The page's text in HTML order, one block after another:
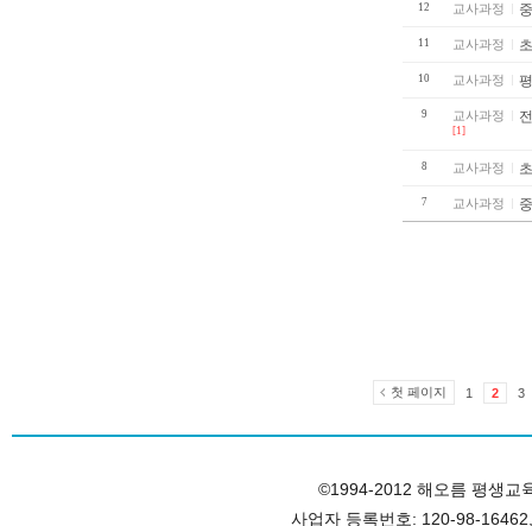
12 교사과정
11 교사과정
10 교사과정
9 교사과정
[1]
8 교사과정
7 교사과정
첫 페이지 1 2 3
©1994-2012 해오름 평생교
사업자 등록번호: 120-98-